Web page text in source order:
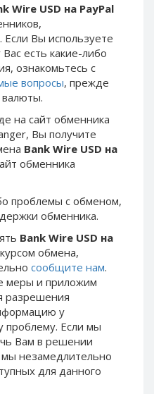
Wire USD на PayPal
Если Вы используете
есть какие-либо
ознакомьтесь с
вопросы, прежде
на сайт обменника
Вы получите
Bank Wire USD на
обменника
проблемы с обменом,
обменника.
Bank Wire USD на
обмена,
сообщите нам.
меры и приложим
разрешения
у
проблему. Если мы
Вам в решении
незамедлительно
для данного
Skril INR
Skril GBP
Skril AUD
Skril NOK
Paxum USD
Paxum EUR
Epay USD
Phone Balance RUB
Phone Balance UAH
Phone Balance AMD
Neteller USD
Neteller EUR
Neteller INR
Neteller PLN
Neteller GBP
Neteller NOK